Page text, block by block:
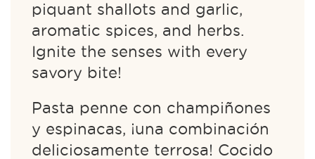
piquant shallots and garlic,
aromatic spices, and herbs.
Ignite the senses with every
savory bite!
Pasta penne con champiñones
y espinacas, ¡una combinación
deliciosamente terrosa! Cocido